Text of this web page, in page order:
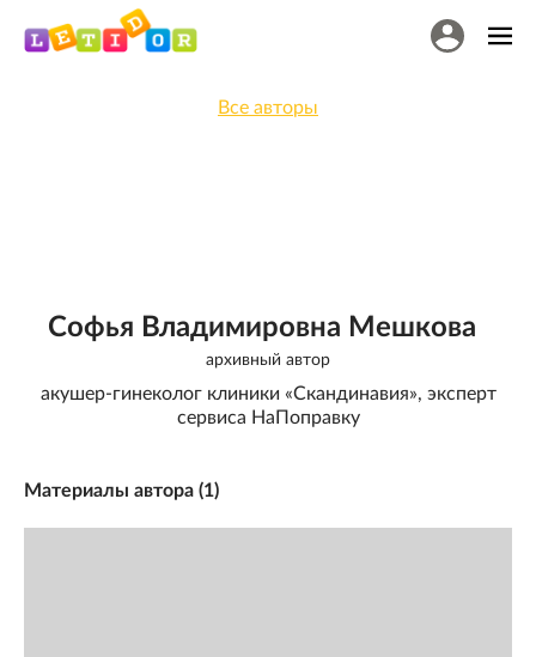
Софья Владимировна Мешкова
архивный автор
акушер-гинеколог клиники «Скандинавия», эксперт
сервиса НаПоправку
Все авторы
Материалы автора (1)